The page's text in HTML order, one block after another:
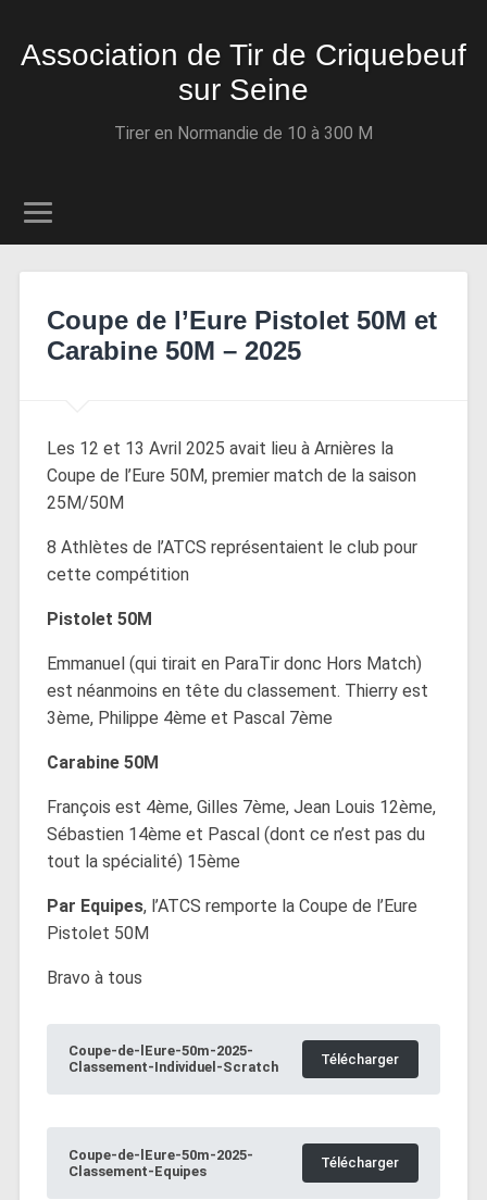
Association de Tir de Criquebeuf
sur Seine
Tirer en Normandie de 10 à 300 M
Coupe de l’Eure Pistolet 50M et
Carabine 50M – 2025
Les 12 et 13 Avril 2025 avait lieu à Arnières la
Coupe de l’Eure 50M, premier match de la saison
25M/50M
8 Athlètes de l’ATCS représentaient le club pour
cette compétition
Pistolet 50M
Emmanuel (qui tirait en ParaTir donc Hors Match)
est néanmoins en tête du classement. Thierry est
3ème, Philippe 4ème et Pascal 7ème
Carabine 50M
François est 4ème, Gilles 7ème, Jean Louis 12ème,
Sébastien 14ème et Pascal (dont ce n’est pas du
tout la spécialité) 15ème
Par Equipes, l’ATCS remporte la Coupe de l’Eure
Pistolet 50M
Bravo à tous
Coupe-de-lEure-50m-2025-
Classement-Individuel-Scratch
Télécharger
Coupe-de-lEure-50m-2025-
Classement-Equipes
Télécharger